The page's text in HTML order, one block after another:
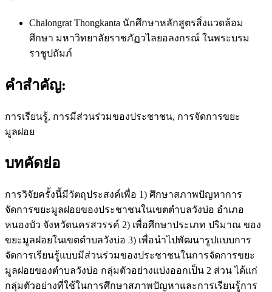
Chalongrat Thongkanta นักศึกษาหลักสูตรสิ่งแวดล้อม
ศึกษา มหาวิทยาลัยราชภัฏวไลยอลงกรณ์ ในพระบรม
ราชูปถัมภ์
คำสำคัญ:
การเรียนรู้, การมีส่วนร่วมของประชาชน, การจัดการขยะ
มูลฝอย
บทคัดย่อ
การวิจัยครั้งนี้มีวัตถุประสงค์เพื่อ 1) ศึกษาสภาพปัญหาการ
จัดการขยะมูลฝอยของประชาชนในเขตตำบลวังบ่อ อำเภอ
หนองบัว จังหวัดนครสวรรค์ 2) เพื่อศึกษาประเภท ปริมาณ ของ
ขยะมูลฝอยในเขตตำบลวังบ่อ 3) เพื่อนำไปพัฒนารูปแบบการ
จัดการเรียนรู้แบบมีส่วนร่วมของประชาชนในการจัดการขยะ
มูลฝอยของตำบลวังบ่อ กลุ่มตัวอย่างแบ่งออกเป็น 2 ส่วน ได้แก่
กลุ่มตัวอย่างที่ใช้ในการศึกษาสภาพปัญหาและการเรียนรู้การ